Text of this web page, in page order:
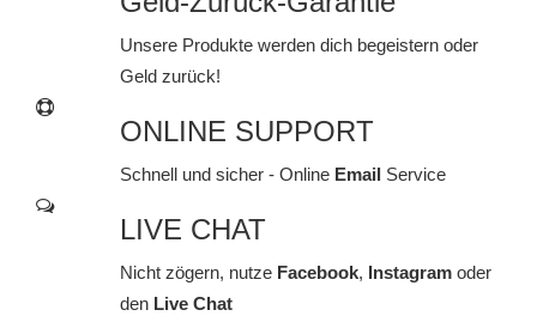
Unsere Produkte werden dich begeistern oder
Geld zurück!
ONLINE SUPPORT
Schnell und sicher - Online Email Service
LIVE CHAT
Nicht zögern, nutze Facebook, Instagram oder
denLive Chat